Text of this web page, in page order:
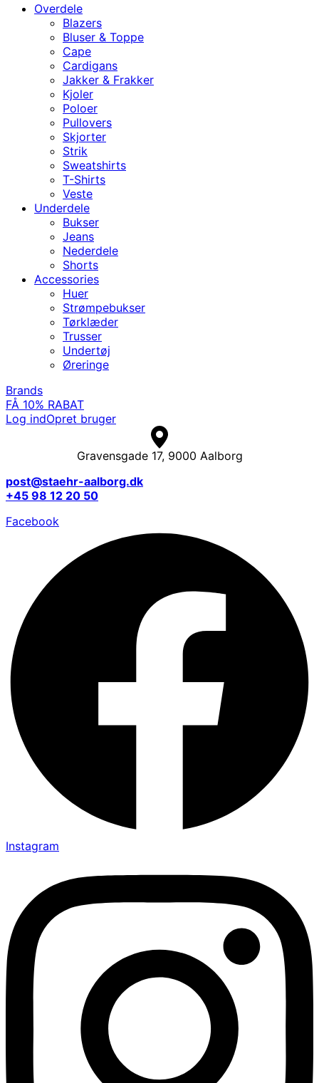
Overdele
Blazers
Bluser & Toppe
Cape
Cardigans
Jakker & Frakker
Kjoler
Poloer
Pullovers
Skjorter
Strik
Sweatshirts
T-Shirts
Veste
Underdele
Bukser
Jeans
Nederdele
Shorts
Accessories
Huer
Strømpebukser
Tørklæder
Trusser
Undertøj
Øreringe
Brands
FÅ 10% RABAT
Log indOpret bruger
Gravensgade 17, 9000 Aalborg
post@staehr-aalborg.dk
+45 98 12 20 50
Facebook
Instagram